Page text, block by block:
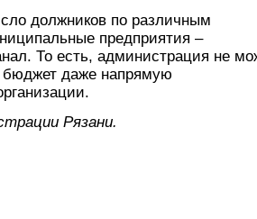
должников по различным
предприятия –
То есть, администрация не
бюджет даже напрямую
Рязани.